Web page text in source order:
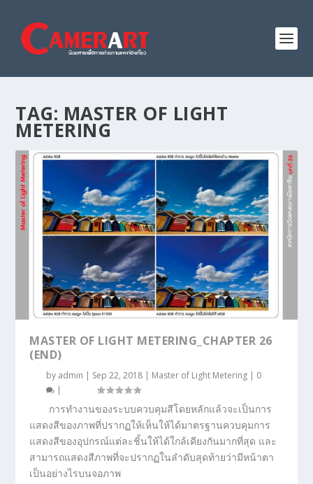
TAG: MASTER OF LIGHT
METERING
MASTER OF LIGHT METERING_CHAPTER 26
(END)
by admin | Sep 22, 2018 | Master of Light Metering | 0
|
การทำงานของระบบควบคุมสีโดยหลักแล้วจะเป็นการ
แสดงสีของภาพที่ปรากฏให้เห็นให้ได้มาตรฐานควบคุมการ
แสดงสีของอุปกรณ์แต่ละชิ้นให้ได้ใกล้เคียงกันมากที่สุด และ
สามารถแสดงสีภาพที่จะปรากฏในลำดับสุดท้ายว่ามีหน้าตา
เป็นอย่างไรบนจอภาพ